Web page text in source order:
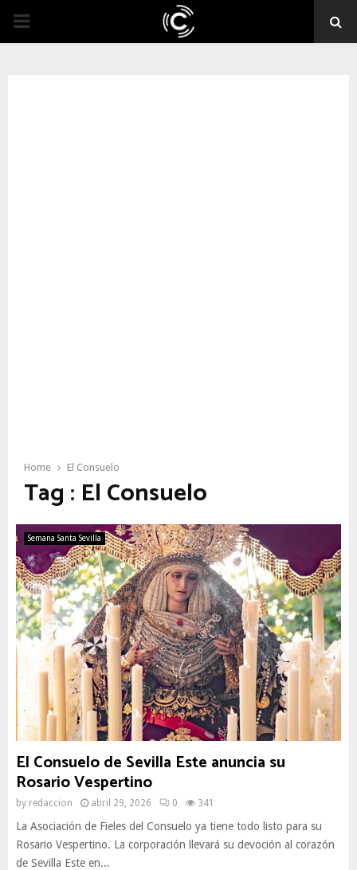
PRIMARY
Home El Consuelo
Tag : El Consuelo
Semana Santa Sevilla
El Consuelo de Sevilla Este anuncia su
Rosario Vespertino
by redaccion abril 29, 2026 0 341
La Asociación de Fieles del Consuelo ya tiene todo listo para su
Rosario Vespertino. La corporación llevará su devoción al corazón
de Sevilla Este en...